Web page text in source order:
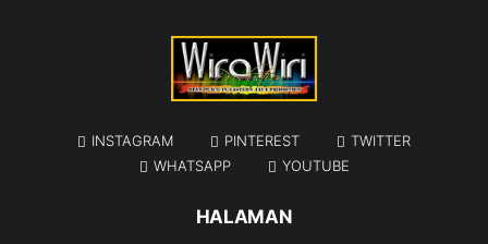
INSTAGRAM PINTEREST
TWITTER
WHATSAPP
YOUTUBE
HALAMAN